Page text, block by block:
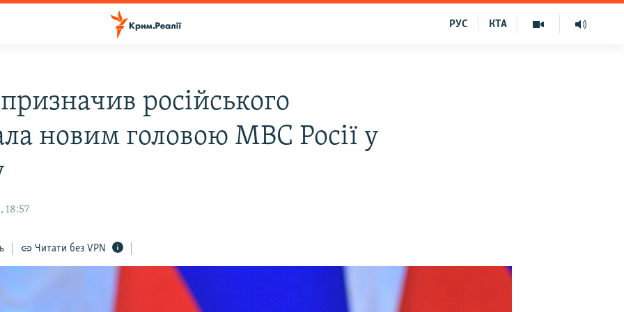
КТА
РУС
російського
новим головою МВС Росії у
18:57
Читати без VPN